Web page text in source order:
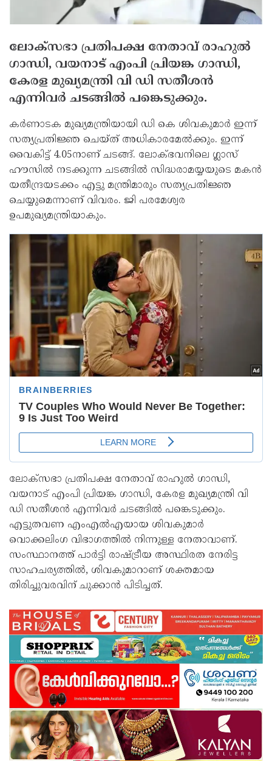
ലോക്സഭാ പ്രതിപക്ഷ നേതാവ് രാഹുല്‍
ഗാന്ധി, വയനാട് എംപി പ്രിയങ്ക ഗാന്ധി,
കേരള മുഖ്യമന്ത്രി വി ഡി സതീശന്‍
എന്നിവര്‍ ചടങ്ങില്‍ പങ്കെടുക്കും.
കര്‍ണാടക മുഖ്യമന്ത്രിയായി ഡി കെ ശിവകുമാര്‍ ഇന്ന്
സത്യപ്രതിജ്ഞ ചെയ്ത് അധികാരമേല്‍ക്കും. ഇന്ന്
വൈകിട്ട് 4.05നാണ് ചടങ്ങ്. ലോക്ഭവനിലെ ഗ്ലാസ്
ഹൗസില്‍ നടക്കുന്ന ചടങ്ങില്‍ സിദ്ധരാമയ്യയുടെ മകന്‍
യതീന്ദ്രയടക്കം എട്ടു മന്ത്രിമാരും സത്യപ്രതിജ്ഞ
ചെയ്യുമെന്നാണ് വിവരം. ജി പരമേശ്വര
ഉപമുഖ്യമന്ത്രിയാകും.
ലോക്സഭാ പ്രതിപക്ഷ നേതാവ് രാഹുല്‍ ഗാന്ധി,
വയനാട് എംപി പ്രിയങ്ക ഗാന്ധി, കേരള മുഖ്യമന്ത്രി വി
ഡി സതീശന്‍ എന്നിവര്‍ ചടങ്ങില്‍ പങ്കെടുക്കും.
എട്ടുതവണ എംഎല്‍എയായ ശിവകുമാര്‍
വൊക്കലിംഗ വിഭാഗത്തില്‍ നിന്നുള്ള നേതാവാണ്.
സംസ്ഥാനത്ത് പാര്‍ട്ടി രാഷ്ട്രീയ അസ്ഥിരത നേരിട്ട
സാഹചര്യത്തില്‍, ശിവകുമാറാണ് ശക്തമായ
തിരിച്ചുവരവിന് ചുക്കാന്‍ പിടിച്ചത്.